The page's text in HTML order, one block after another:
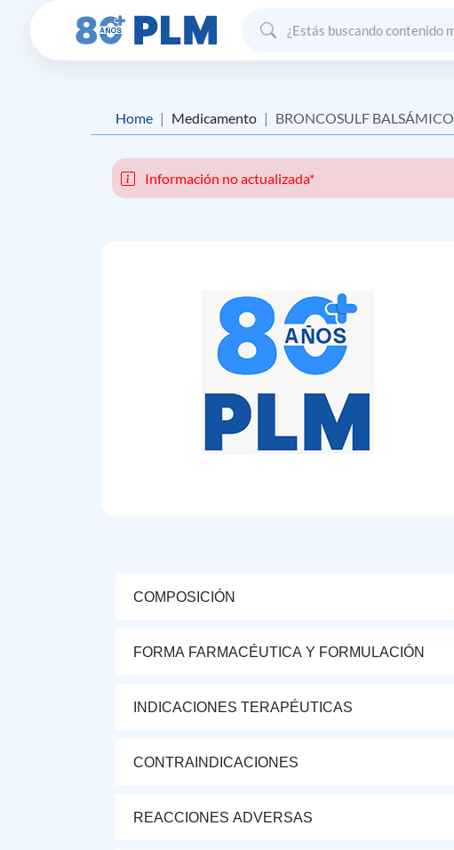
Home Medicamento BRONCOSULF BALSÁMICO
Información no actualizada*
COMPOSICIÓN
FORMA FARMACÉUTICA Y FORMULACIÓN
INDICACIONES TERAPÉUTICAS
CONTRAINDICACIONES
REACCIONES ADVERSAS